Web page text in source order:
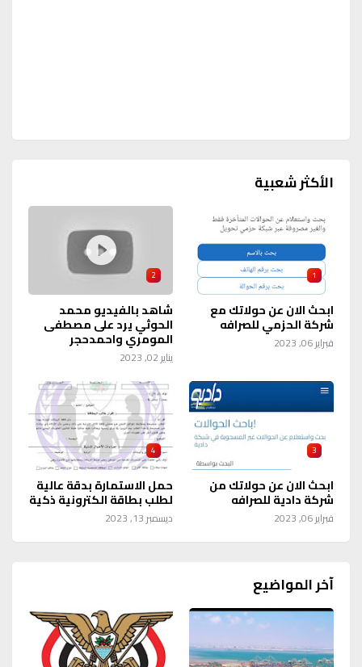
الأكثر شعبية
1
ابحث الان عن حولاتك مع
شركة الحزمي للصرافه
فبراير 06, 2023
2
شاهد بالفيديو محمد
الحوثي يرد على مصطفى
المومري واحمدحجر
يناير 02, 2023
3
ابحث الان عن حولاتك من
شركة دادية للصرافه
فبراير 06, 2023
4
حمل الاستمارة بدقة عالية
لطلب بطاقة الكترونية ذكية
ديسمبر 13, 2023
آخر المواضيع